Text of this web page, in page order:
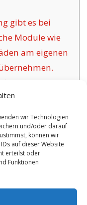
wir Technologien
und/oder darauf
können wir
auf dieser Website
erteilst oder
Funktionen
gibt es bei
Module wie
am eigenen
Blaubeuren:
Versicherung
mit